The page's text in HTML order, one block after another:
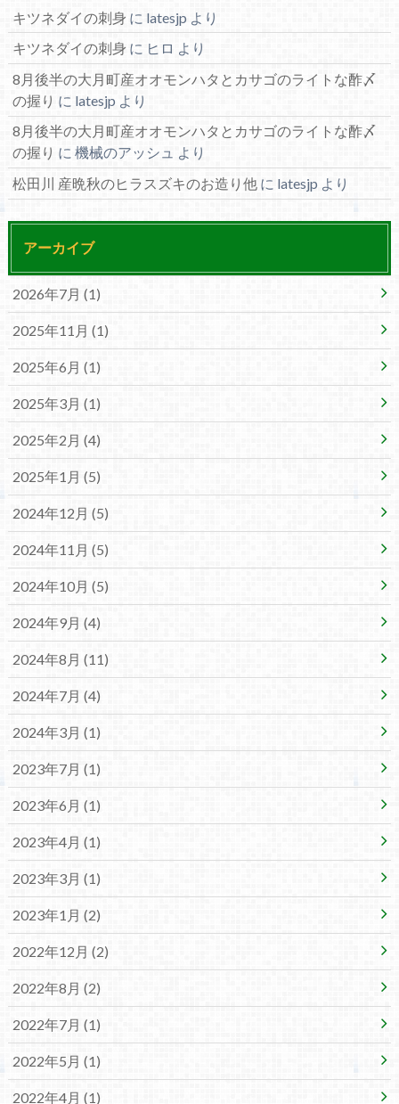
キツネダイの刺身 に latesjpより
キツネダイの刺身 に ヒロ より
8月後半の大月町産オオモンハタとカサゴのライトな酢〆
の握り に latesjp より
8月後半の大月町産オオモンハタとカサゴのライトな酢〆
の握り に 機械のアッシュ より
松田川 産晩秋のヒラスズキのお造り他に latesjp より
アーカイブ
2026年7月 (1)
2025年11月 (1)
2025年6月 (1)
2025年3月 (1)
2025年2月 (4)
2025年1月 (5)
2024年12月 (5)
2024年11月 (5)
2024年10月 (5)
2024年9月 (4)
2024年8月 (11)
2024年7月 (4)
2024年3月 (1)
2023年7月 (1)
2023年6月 (1)
2023年4月 (1)
2023年3月 (1)
2023年1月 (2)
2022年12月 (2)
2022年8月 (2)
2022年7月 (1)
2022年5月 (1)
2022年4月 (1)